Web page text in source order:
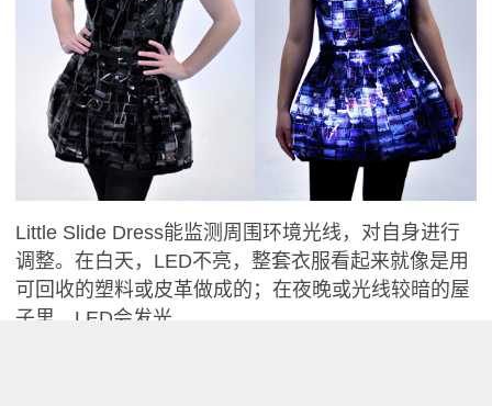
Little Slide Dress能监测周围环境光线，对自身进行
调整。在白天，LED不亮，整套衣服看起来就像是用
可回收的塑料或皮革做成的；在夜晚或光线较暗的屋
子里，LED会发光。